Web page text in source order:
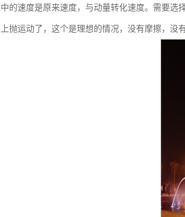
中的速度是原来速度，与动量转化速度。需要选
上抛运动了，这个是理想的情况，没有摩擦，没有